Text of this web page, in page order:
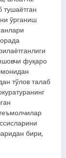
тушаётган
ўрганиш
фуқаро
тўлов талаб
бири,